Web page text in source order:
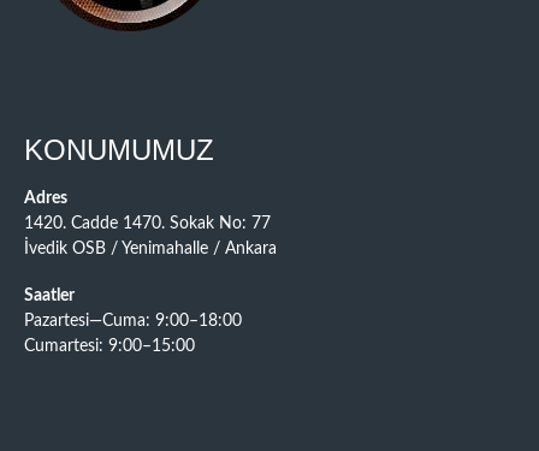
KONUMUMUZ
Adres
1420. Cadde 1470. Sokak No: 77
İvedik OSB / Yenimahalle / Ankara
Saatler
Pazartesi—Cuma: 9:00–18:00
Cumartesi: 9:00–15:00